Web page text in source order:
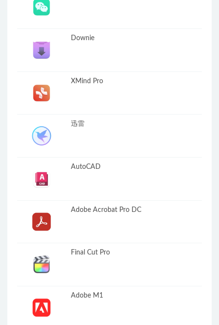
Downie
XMind Pro
迅雷
AutoCAD
Adobe Acrobat Pro DC
Final Cut Pro
Adobe M1